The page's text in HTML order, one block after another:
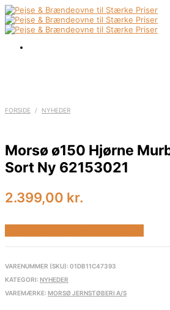
FORSIDE / NYHEDER
Morsø ø150 Hjørne
Sort Ny 62153021
2.399,00 kr.
VARENUMMER (SKU): 01DB11C47393
KATEGORI: NYHEDER
VAREMÆRKE: MORSØ JERNSTØBERI A/S